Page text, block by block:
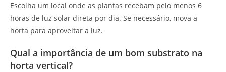
Escolha um local onde as plantas recebam pelo menos 6
horas de luz solar direta por dia. Se necessário, mova a
horta para aproveitar a luz.
Qual a importância de um bom substrato na
horta vertical?